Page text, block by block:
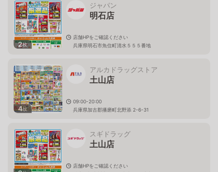
2枚
ジャパン
明石店
店舗HPをご確認ください
兵庫県明石市魚住町清水５５５番地
4枚
アルカドラッグストア
土山店
09:00-20:00
兵庫県加古郡播磨町北野添 2-6-31
スギドラッグ
土山店
店舗HPをご確認ください